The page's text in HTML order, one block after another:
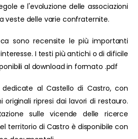
e l'evoluzione delle associazioni
veste delle varie confraternite.
sono recensite le più importanti
I testi più antichi o di dificile
al download in formato .pdf
dedicate al Castello di Castro, con
originali ripresi dai lavori di restauro.
sulle vicende delle ricerce
territorio di Castro è disponibile con